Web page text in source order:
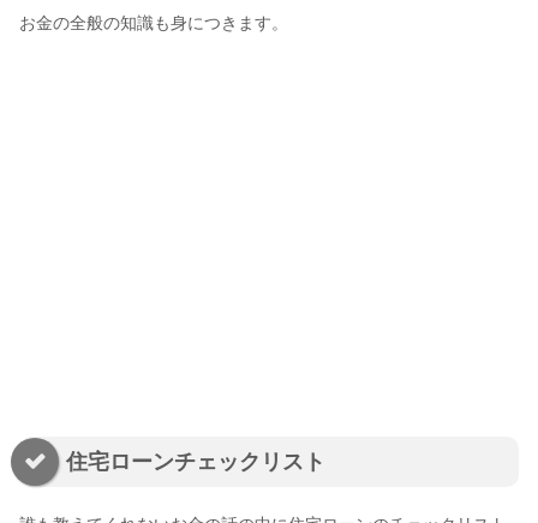
お金の全般の知識も身につきます。
住宅ローンチェックリスト